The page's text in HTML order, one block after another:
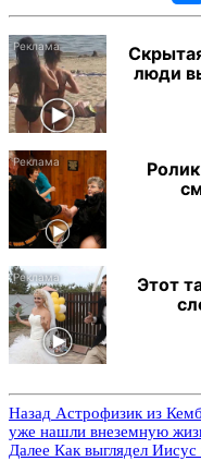
люди
Этот
Назад Астрофизик из
уже нашли внеземную
Далее Как выглядел